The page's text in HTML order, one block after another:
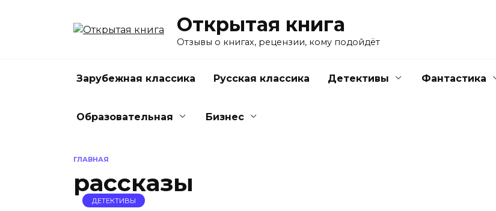
Открытая книга
Отзывы о книгах, рецензии, кому подойдёт
Зарубежная классика Русская классика Детективы Фантастика
Образовательная Бизнес
ГЛАВНАЯ
рассказы
ДЕТЕКТИВЫ